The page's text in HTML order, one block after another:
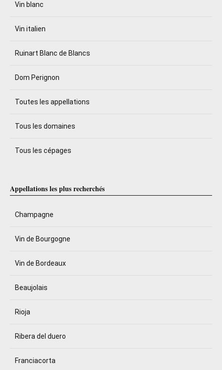
Vin blanc
Vin italien
Ruinart Blanc de Blancs
Dom Perignon
Toutes les appellations
Tous les domaines
Tous les cépages
Appellations les plus recherchés
Champagne
Vin de Bourgogne
Vin de Bordeaux
Beaujolais
Rioja
Ribera del duero
Franciacorta